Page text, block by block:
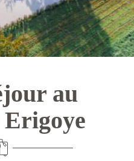
au
Erigoye